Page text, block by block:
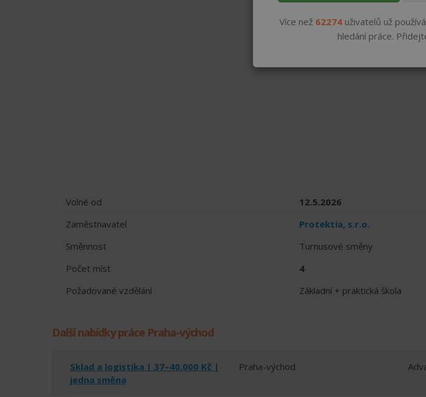
Volné od
12.5.2026
Zaměstnavatel
Protektia, s.r.o.
Směnnost
Turnusové směny
Počet míst
4
Požadované vzdělání
Základní + praktická škola
Další nabídky práce Praha-východ
Sklad a logistika | 37–40.000 Kč |
jedna směna
Praha-východ
Více než 62274 uživatelů už
hledání práce.